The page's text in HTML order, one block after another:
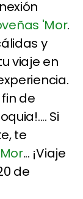
'Mor.
y
viaje en
de
Si
te
... ¡Viaje
de